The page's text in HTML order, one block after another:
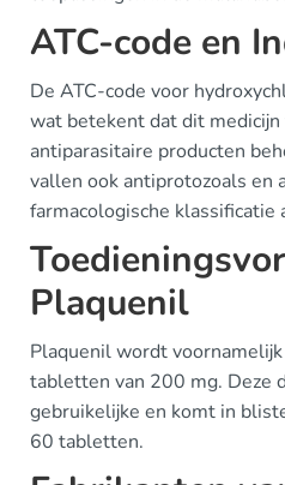
ATC-code en
De ATC-code voor
wat betekent dat dit
antiparasitaire producten
vallen ook antiprotozoals en
farmacologische klassificatie
Plaquenil
Plaquenil wordt
tabletten van 200 mg. Deze
gebruikelijke en komt in
60 tabletten.